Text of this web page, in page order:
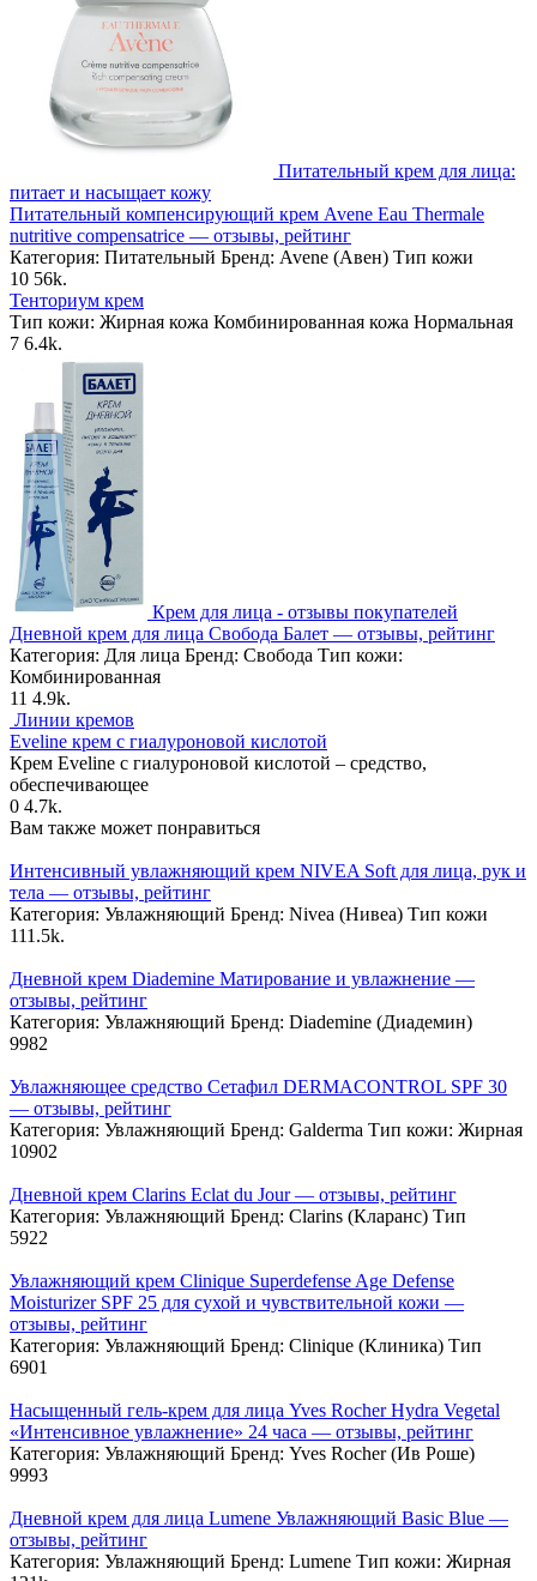
Питательный крем для лица:
питает и насыщает кожу
Питательный компенсирующий крем Avene Eau Thermale
nutritive compensatrice — отзывы, рейтинг
Категория: Питательный Бренд: Avene (Авен) Тип кожи
10 56k.
Тенториум крем
Тип кожи: Жирная кожа Комбинированная кожа Нормальная
7 6.4k.
Крем для лица - отзывы покупателей
Дневной крем для лица Свобода Балет — отзывы, рейтинг
Категория: Для лица Бренд: Свобода Тип кожи:
Комбинированная
11 4.9k.
Линии кремов
Eveline крем с гиалуроновой кислотой
Крем Eveline с гиалуроновой кислотой – средство,
обеспечивающее
0 4.7k.
Вам также может понравиться
Интенсивный увлажняющий крем NIVEA Soft для лица, рук и
тела — отзывы, рейтинг
Категория: Увлажняющий Бренд: Nivea (Нивеа) Тип кожи
111.5k.
Дневной крем Diademine Матирование и увлажнение —
отзывы, рейтинг
Категория: Увлажняющий Бренд: Diademine (Диадемин)
9982
Увлажняющее средство Сетафил DERMACONTROL SPF 30
— отзывы, рейтинг
Категория: Увлажняющий Бренд: Galderma Тип кожи: Жирная
10902
Дневной крем Clarins Eclat du Jour — отзывы, рейтинг
Категория: Увлажняющий Бренд: Clarins (Кларанс) Тип
5922
Увлажняющий крем Clinique Superdefense Age Defense
Moisturizer SPF 25 для сухой и чувствительной кожи —
отзывы, рейтинг
Категория: Увлажняющий Бренд: Clinique (Клиника) Тип
6901
Насыщенный гель-крем для лица Yves Rocher Hydra Vegetal
«Интенсивное увлажнение» 24 часа — отзывы, рейтинг
Категория: Увлажняющий Бренд: Yves Rocher (Ив Роше)
9993
Дневной крем для лица Lumene Увлажняющий Basic Blue —
отзывы, рейтинг
Категория: Увлажняющий Бренд: Lumene Тип кожи: Жирная